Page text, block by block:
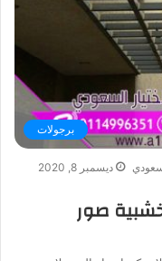
برجولات
ديسمبر 8, 2020
صور